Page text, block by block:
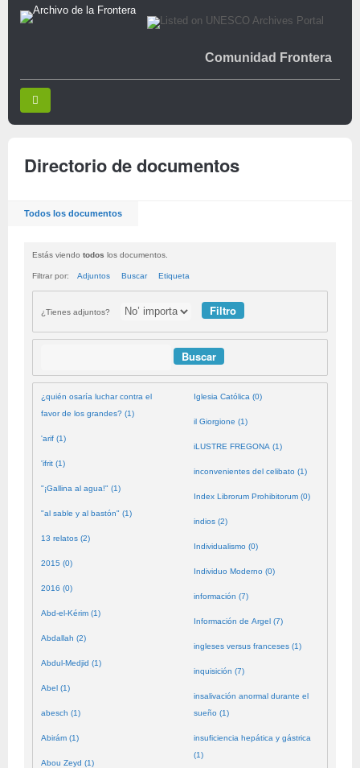
Comunidad Frontera
Directorio de documentos
Todos los documentos
Estás viendo todos los documentos.
Filtrar por: Adjuntos Buscar Etiqueta
¿Tienes adjuntos?
¿quién osaría luchar contra el
favor de los grandes? (1)
'arif (1)
'ifrit (1)
"¡Gallina al agua!" (1)
"al sable y al bastón" (1)
13 relatos (2)
2015 (0)
2016 (0)
Abd-el-Kérim (1)
Abdallah (2)
Abdul-Medjid (1)
Abel (1)
abesch (1)
Abirám (1)
Abou Zeyd (1)
Iglesia Católica (0)
il Giorgione (1)
iLUSTRE FREGONA (1)
inconvenientes del celibato (1)
Index Librorum Prohibitorum (0)
indios (2)
Individualismo (0)
Individuo Moderno (0)
información (7)
Información de Argel (7)
ingleses versus franceses (1)
inquisición (7)
insalivación anormal durante el
sueño (1)
insuficiencia hepática y gástrica
(1)